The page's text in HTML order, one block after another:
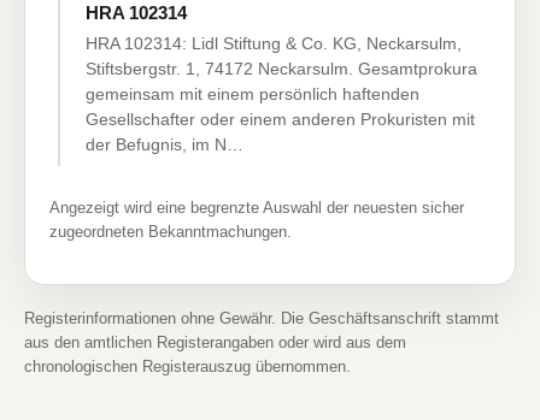
HRA 102314
HRA 102314: Lidl Stiftung & Co. KG, Neckarsulm,
Stiftsbergstr. 1, 74172 Neckarsulm. Gesamtprokura
gemeinsam mit einem persönlich haftenden
Gesellschafter oder einem anderen Prokuristen mit
der Befugnis, im N…
Angezeigt wird eine begrenzte Auswahl der neuesten sicher
zugeordneten Bekanntmachungen.
Registerinformationen ohne Gewähr. Die Geschäftsanschrift stammt
aus den amtlichen Registerangaben oder wird aus dem
chronologischen Registerauszug übernommen.